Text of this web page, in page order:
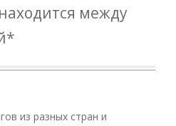
между
из разных стран и